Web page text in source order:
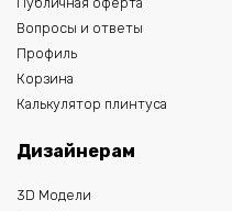
Вопросы и ответы
Профиль
Корзина
Калькулятор плинтуса
Дизайнерам
3D Модели